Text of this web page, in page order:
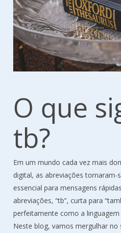
O que
tb?
Em um mundo cada vez mais
digital, as abreviações tornaram-
essencial para mensagens
abreviações, “tb”, curta para
perfeitamente como a
Neste blog, vamos mergulhar no